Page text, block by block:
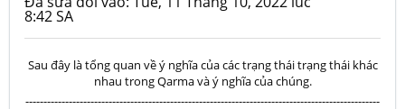
8:42 SA
Sau đây là tổng quan về ý nghĩa của các trạng thái trạng thái khác
nhau trong Qarma và ý nghĩa của chúng.
--------------------------------------------------------------------------------------------------